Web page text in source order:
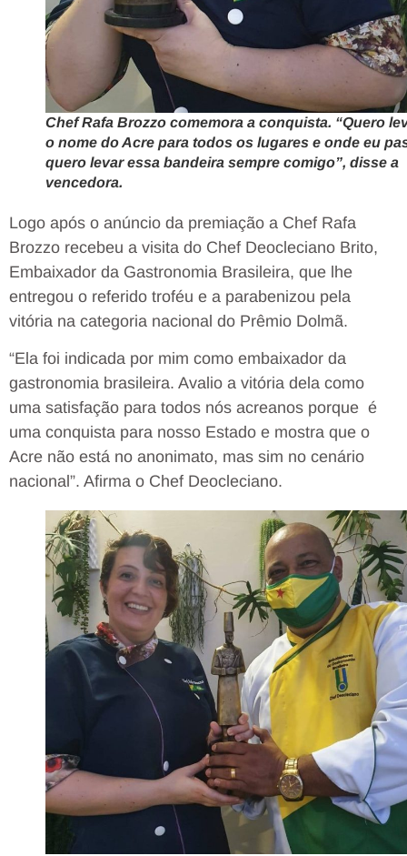
Chef Rafa Brozzo comemora a conquista. “Quero
o nome do Acre para todos os lugares e onde eu
quero levar essa bandeira sempre comigo”, disse a
vencedora.
Logo após o anúncio da premiação a Chef Rafa
Brozzo recebeu a visita do Chef Deocleciano Brito,
Embaixador da Gastronomia Brasileira, que lhe
entregou o referido troféu e a parabenizou pela
vitória na categoria nacional do Prêmio Dolmã.
“Ela foi indicada por mim como embaixador da
gastronomia brasileira. Avalio a vitória dela como
uma satisfação para todos nós acreanos porque é
uma conquista para nosso Estado e mostra que o
Acre não está no anonimato, mas sim no cenário
nacional”. Afirma o Chef Deocleciano.